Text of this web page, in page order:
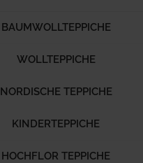
BAUMWOLLTEPPICHE
WOLLTEPPICHE
NORDISCHE TEPPICHE
KINDERTEPPICHE
HOCHFLOR TEPPICHE